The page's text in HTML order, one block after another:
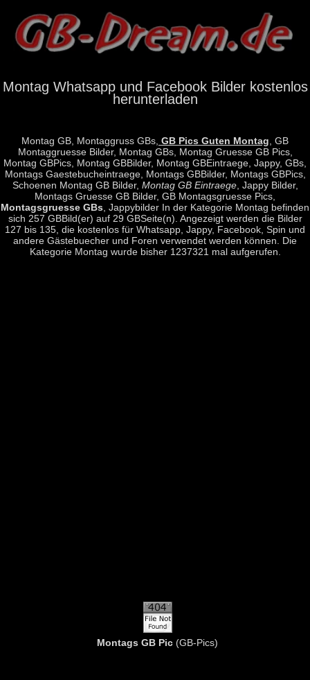
Montag Whatsapp und Facebook Bilder kostenlos
herunterladen
Montag GB, Montaggruss GBs, GB Pics Guten Montag , GB
Montaggruesse Bilder, Montag GBs, Montag Gruesse GB Pics,
Montag GBPics, Montag GBBilder, Montag GBEintraege, Jappy, GBs,
Montags Gaestebucheintraege, Montags GBBilder, Montags GBPics,
Schoenen Montag GB Bilder, Montag GB Eintraege, Jappy Bilder,
Montags Gruesse GB Bilder, GB Montagsgruesse Pics,
Montagsgruesse GBs , Jappybilder In der Kategorie Montag befinden
sich 257 GBBild(er) auf 29 GBSeite(n). Angezeigt werden die Bilder
127 bis 135, die kostenlos für Whatsapp, Jappy, Facebook, Spin und
andere Gästebuecher und Foren verwendet werden können. Die
Kategorie Montag wurde bisher 1237321 mal aufgerufen.
Montags GB Pic (GB-Pics)